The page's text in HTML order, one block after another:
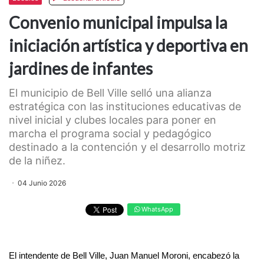
Convenio municipal impulsa la
iniciación artística y deportiva en
jardines de infantes
El municipio de Bell Ville selló una alianza
estratégica con las instituciones educativas de
nivel inicial y clubes locales para poner en
marcha el programa social y pedagógico
destinado a la contención y el desarrollo motriz
de la niñez.
04 Junio 2026
WhatsApp
El intendente de Bell Ville, Juan Manuel Moroni, encabezó la